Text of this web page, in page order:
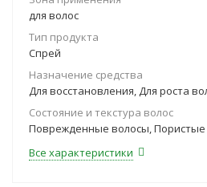
для волос
Тип продукта
Спрей
Назначение средства
Для восстановления, Для роста
Состояние и текстура волос
Поврежденные волосы, Пористые
Все характеристики